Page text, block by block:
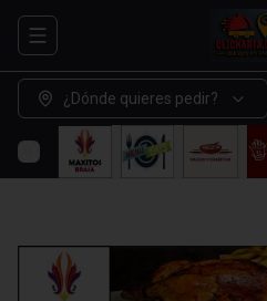
Abrir menu de navegación
¿Dónde quieres pedir?